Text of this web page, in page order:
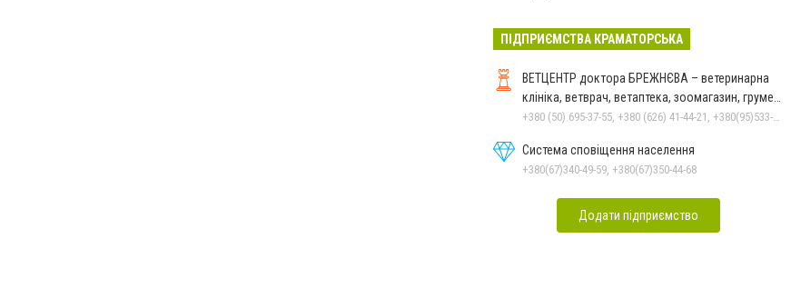
ПІДПРИЄМСТВА КРАМАТОРСЬКА
ВЕТЦЕНТР доктора БРЕЖНЄВА – ветеринарна
клініка, ветврач, ветаптека, зоомагазин, грумер,
стрижки.
+380 (50) 695-37-55, +380 (626) 41-44-21, +380(95)533-90-03
Система сповіщення населення
+380(67)340-49-59, +380(67)350-44-68
Додати підприємство